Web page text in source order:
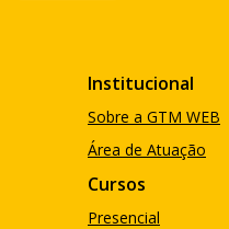
Institucional
Sobre a GTM WEB
Área de Atuação
Cursos
Presencial